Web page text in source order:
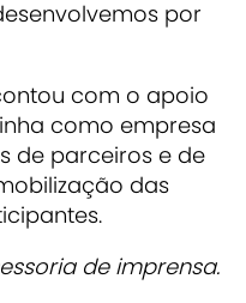
por
com o apoio
como empresa
de parceiros e de
das
de imprensa.